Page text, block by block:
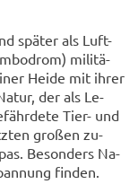
spä­ter als Luft-​
mi­li­tä­
Heide mit ihrer
der als Le­
Tier- und
gro­ßen zu­
Be­son­ders Na­
fin­den.